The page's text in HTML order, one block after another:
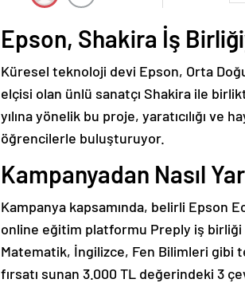
Epson, Shakira İş
Küresel teknoloji devi Epson, Orta
elçisi olan ünlü sanatçı Shakira ile
yılına yönelik bu proje, yaratıcılığı
öğrencilerle buluşturuyor.
Kampanyadan Nasıl
Kampanya kapsamında, belirli Epson
online eğitim platformu Preply iş
Matematik, İngilizce, Fen Bilimleri gibi
fırsatı sunan 3.000 TL değerindeki 3